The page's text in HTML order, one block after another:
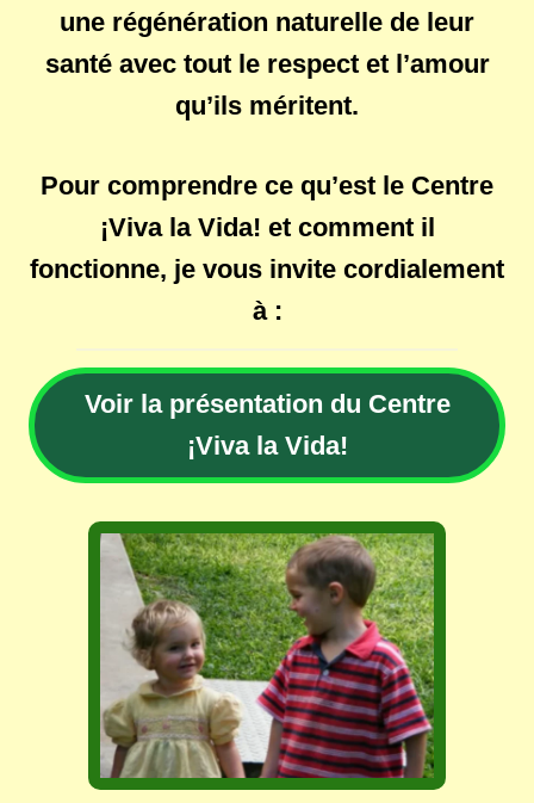
une régénération naturelle de leur
santé avec tout le respect et l’amour
qu’ils méritent.
Pour comprendre ce qu’est le Centre
¡Viva la Vida! et comment il
fonctionne, je vous invite cordialement
à :
Voir la présentation du Centre
¡Viva la Vida!